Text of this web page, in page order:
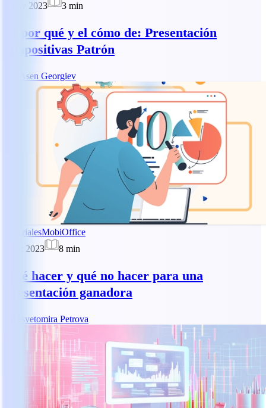
5 nov 2023
3 min
El por qué y el cómo de: Presentación
Diapositivas Patrón
Asen Georgiev
TutorialesMobiOffice
2 oct 2023
8 min
Qué hacer y qué no hacer para una
presentación ganadora
Tsvetomira Petrova